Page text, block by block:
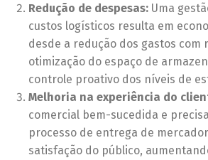
Redução de despesas: Uma
custos logísticos resulta em
desde a redução dos gastos com
otimização do espaço de
controle proativo dos níveis de
Melhoria na experiência do
comercial bem-sucedida e
processo de entrega de
satisfação do público,